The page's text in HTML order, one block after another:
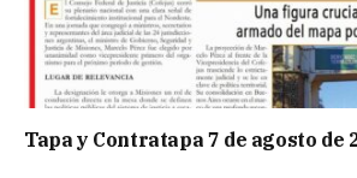
Tapa y Contratapa 7 de agosto de